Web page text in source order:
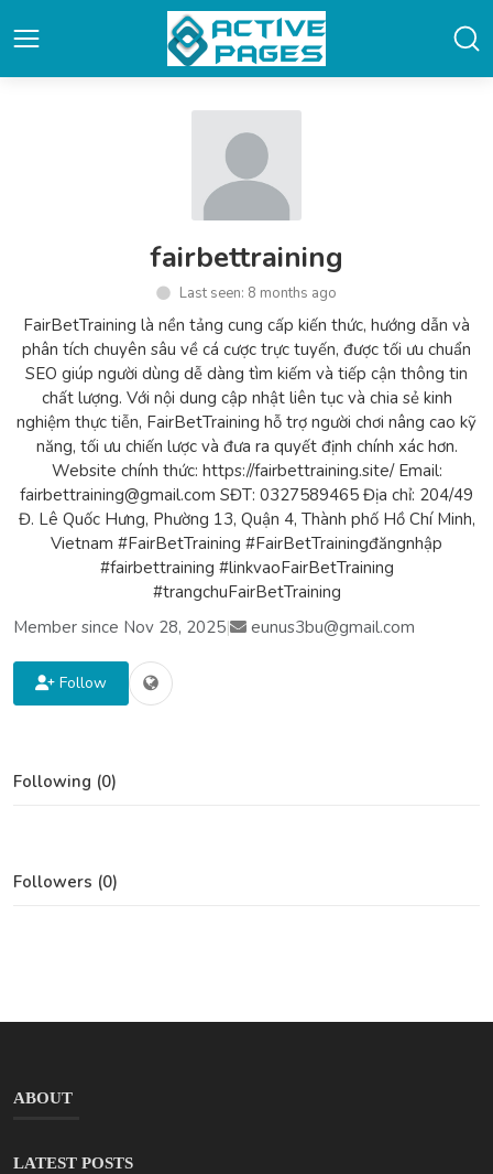
fairbettraining
Last seen: 8 months ago
FairBetTraining là nền tảng cung cấp kiến thức, hướng dẫn và
phân tích chuyên sâu về cá cược trực tuyến, được tối ưu chuẩn
SEO giúp người dùng dễ dàng tìm kiếm và tiếp cận thông tin
chất lượng. Với nội dung cập nhật liên tục và chia sẻ kinh
nghiệm thực tiễn, FairBetTraining hỗ trợ người chơi nâng cao kỹ
năng, tối ưu chiến lược và đưa ra quyết định chính xác hơn.
Website chính thức: https://fairbettraining.site/ Email:
fairbettraining@gmail.com SĐT: 0327589465 Địa chỉ: 204/49
Đ. Lê Quốc Hưng, Phường 13, Quận 4, Thành phố Hồ Chí Minh,
Vietnam #FairBetTraining #FairBetTrainingđăngnhập
#fairbettraining #linkvaoFairBetTraining
#trangchuFairBetTraining
Member since Nov 28, 2025| eunus3bu@gmail.com
Follow
Following (0)
Followers (0)
ABOUT
LATEST POSTS